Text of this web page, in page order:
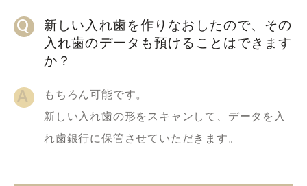
新しい入れ歯を作りなおしたので、その
入れ歯のデータも預けることはできます
か？
もちろん可能です。
新しい入れ歯の形をスキャンして、データを入
れ歯銀行に保管させていただきます。